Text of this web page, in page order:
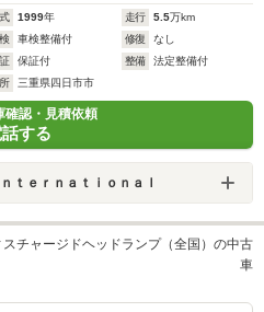
1999年 走行 5.5万km
車検整備付 修復
なし
保証付 整備
法定整備付
三重県四日市市
確認・見積依頼
する
ｔｅｒｎａｔｉｏｎａｌ
チャージドヘッドランプ（全国）の中古
車